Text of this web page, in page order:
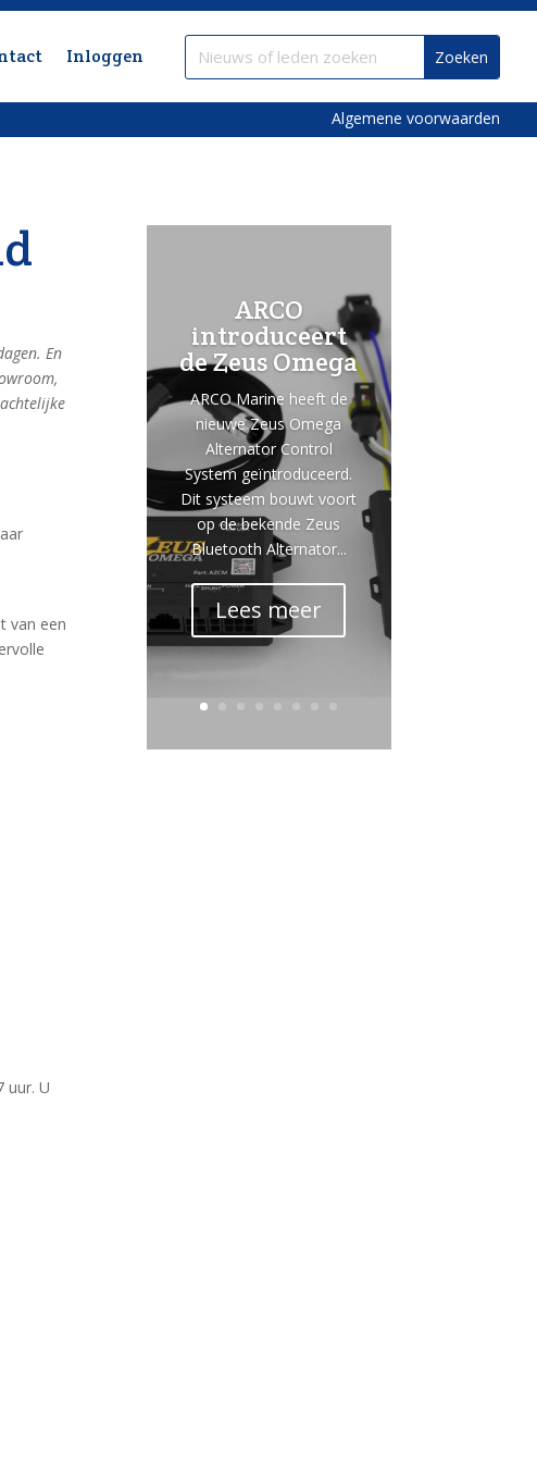
Inloggen
Algemene voorwaarden
En
van een
uur. U
ARCO
introduceert
de Zeus Omega
ARCO Marine heeft de
nieuwe Zeus Omega
Alternator Control
System geïntroduceerd.
Dit systeem bouwt voort
op de bekende Zeus
Bluetooth Alternator...
Lees meer